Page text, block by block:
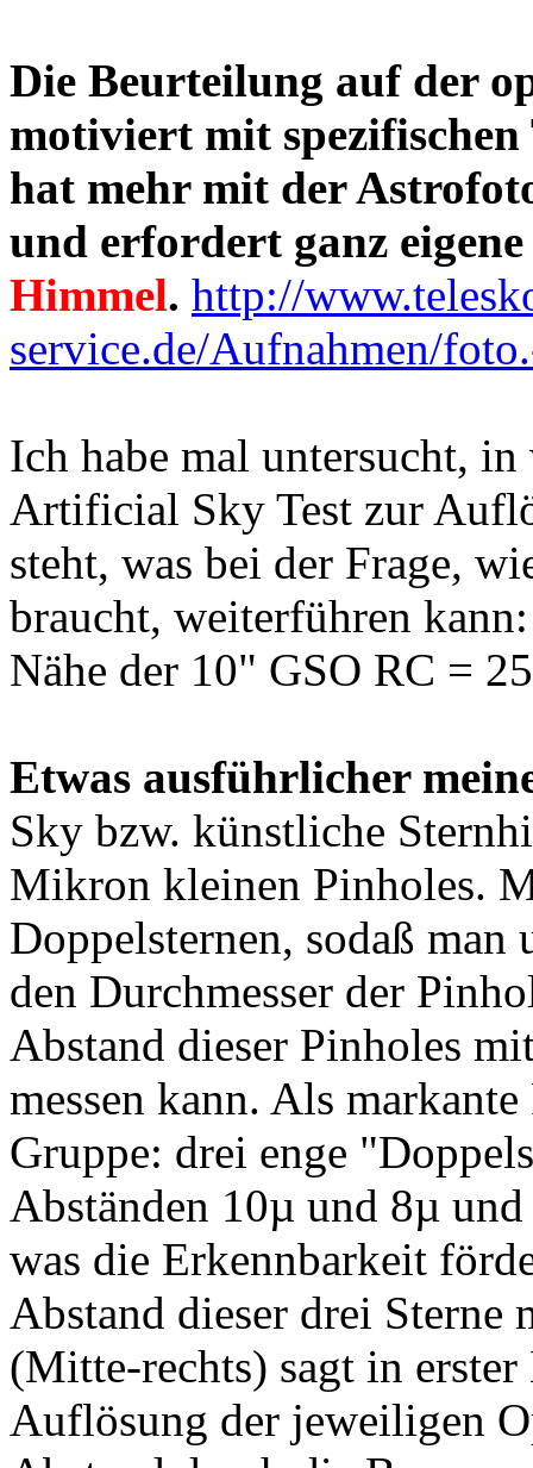
Die Beurteilung auf der
motiviert mit spezifi
hat mehr mit der
und erfordert ganz
Himmel. http://
service.de/Aufnahmen/
Ich habe mal untersucht,
Artificial Sky Test zur
steht, was bei der Frage,
braucht, weiterführen
Nähe der 10" GSO RC =
Etwas ausführlicher
Sky bzw. künstliche
Mikron kleinen Pinholes.
Doppelsternen, sodaß
den Durchmesser der
Abstand dieser Pinholes
messen kann. Als
Gruppe: drei enge
Abständen 10µ und 8µ
was die Erkennbarkeit
Abstand dieser drei
(Mitte-rechts) sagt in
Auflösung der jeweiligen